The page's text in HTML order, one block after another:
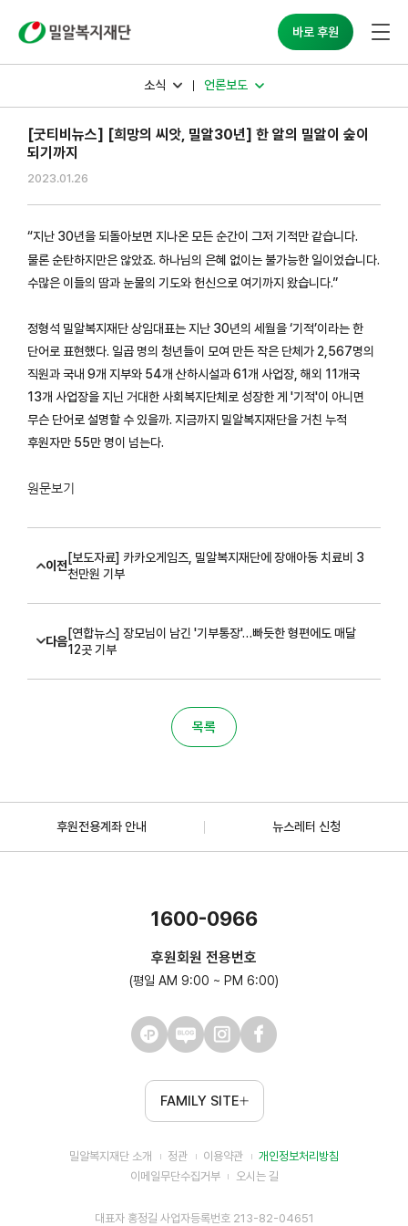
바로 후원
소식 언론보도
[굿티비뉴스] [희망의 씨앗, 밀알30년] 한 알의 밀알이 숲이
되기까지
2023.01.26
“지난 30년을 되돌아보면 지나온 모든 순간이 그저 기적만 같습니다.
물론 순탄하지만은 않았죠. 하나님의 은혜 없이는 불가능한 일이었습니다.
수많은 이들의 땀과 눈물의 기도와 헌신으로 여기까지 왔습니다.”
정형석 밀알복지재단 상임대표는 지난 30년의 세월을 ‘기적’이라는 한
단어로 표현했다. 일곱 명의 청년들이 모여 만든 작은 단체가 2,567명의
직원과 국내 9개 지부와 54개 산하시설과 61개 사업장, 해외 11개국
13개 사업장을 지닌 거대한 사회복지단체로 성장한 게 '기적'이 아니면
무슨 단어로 설명할 수 있을까. 지금까지 밀알복지재단을 거친 누적
후원자만 55만 명이 넘는다.
원문보기
이전
[보도자료] 카카오게임즈, 밀알복지재단에 장애아동 치료비 3
천만원 기부
다음
[연합뉴스] 장모님이 남긴 '기부통장'…빠듯한 형편에도 매달
12곳 기부
목록
후원전용계좌 안내 뉴스레터 신청
1600-0966
후원회원 전용번호
(평일 AM 9:00 ~ PM 6:00)
FAMILY SITE
밀알복지재단 소개 정관 이용약관
개인정보처리방침
이메일무단수집거부
오시는 길
대표자 홍정길 사업자등록번호 213-82-04651